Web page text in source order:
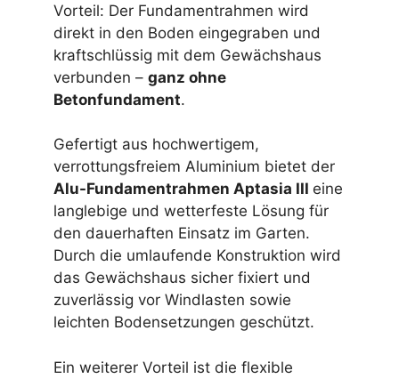
Vorteil: Der Fundamentrahmen wird
direkt in den Boden eingegraben und
kraftschlüssig mit dem Gewächshaus
verbunden – ganz ohne
Betonfundament.
Gefertigt aus hochwertigem,
verrottungsfreiem Aluminium bietet der
Alu-Fundamentrahmen Aptasia III eine
langlebige und wetterfeste Lösung für
den dauerhaften Einsatz im Garten.
Durch die umlaufende Konstruktion wird
das Gewächshaus sicher fixiert und
zuverlässig vor Windlasten sowie
leichten Bodensetzungen geschützt.
Ein weiterer Vorteil ist die flexible